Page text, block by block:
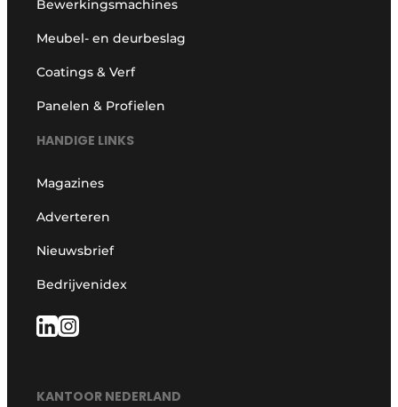
Bewerkingsmachines
Meubel- en deurbeslag
Coatings & Verf
Panelen & Profielen
HANDIGE LINKS
Magazines
Adverteren
Nieuwsbrief
Bedrijvenidex
KANTOOR NEDERLAND